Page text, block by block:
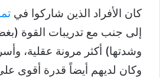
كان الأفراد الذين شاركوا في
إلى جنب مع تدريبات القوة
وشدتها) أكثر مرونة عقلية،
وكان لديهم أيضاً قدرة أقوى